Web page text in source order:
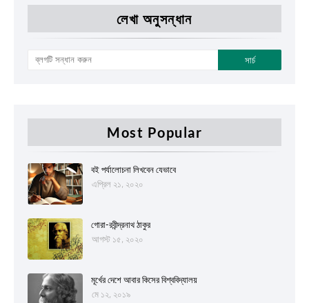
লেখা অনুসন্ধান
Most Popular
বই পর্যালোচনা লিখবেন যেভাবে
এপ্রিল ২১, ২০২০
গোরা-রবীন্দ্রনাথ ঠাকুর
আগস্ট ১৫, ২০২০
মূর্খের দেশে আবার কিসের বিশ্ববিদ্যালয়
মে ১২, ২০১৯